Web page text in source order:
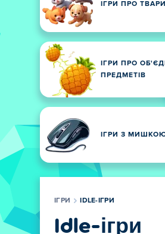
ІГРИ ПРО
ІГРИ ПРО
ПРЕДМЕТІВ
ІГРИ З
ІГРИ IDLE-ІГРИ
Idle-ігри